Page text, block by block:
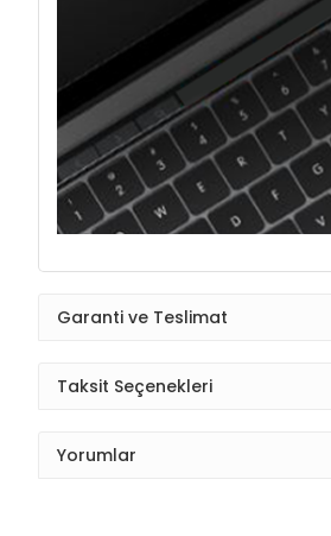
Garanti ve Teslimat
Taksit Seçenekleri
Yorumlar